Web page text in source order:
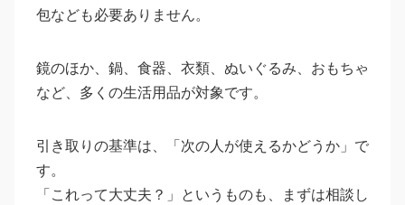
包なども必要ありません。
鏡のほか、鍋、食器、衣類、ぬいぐるみ、おもちゃ
など、多くの生活用品が対象です。
引き取りの基準は、「次の人が使えるかどうか」で
す。
「これって大丈夫？」というものも、まずは相談し